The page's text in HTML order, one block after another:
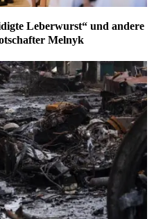
Leberwurst“ und andere
Melnyk